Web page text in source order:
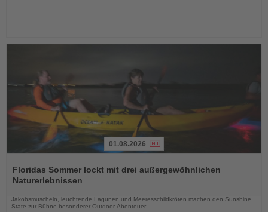
Sie
die
01.08.2026
Floridas Sommer lockt mit drei außergewöhnlichen
Naturerlebnissen
Jakobsmuscheln, leuchtende Lagunen und Meeresschildkröten machen den Sunshine
State zur Bühne besonderer Outdoor-Abenteuer